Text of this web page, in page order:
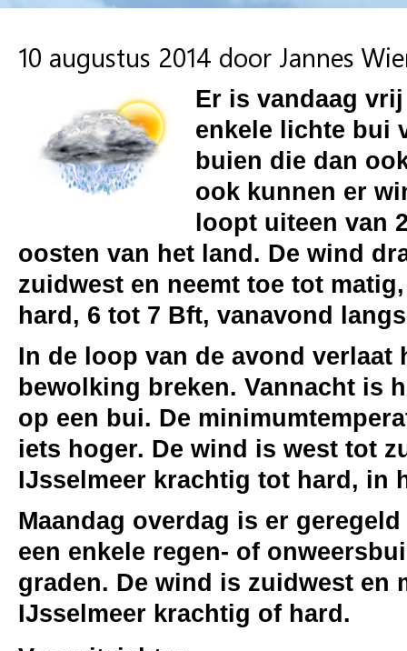
10 augustus 2014 door Jannes
Er is vandaag
enkele lichte bui
buien die dan
ook kunnen er
loopt uiteen van
oosten van het land. De wind
zuidwest en neemt toe tot
hard, 6 tot 7 Bft, vanavond
In de loop van de avond verlaat
bewolking breken. Vannacht is
op een bui. De
iets hoger. De wind is west tot
IJsselmeer krachtig tot hard, in
Maandag overdag is er
een enkele regen- of
graden. De wind is zuidwest en
IJsselmeer krachtig of hard.